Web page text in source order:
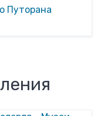
Путорана